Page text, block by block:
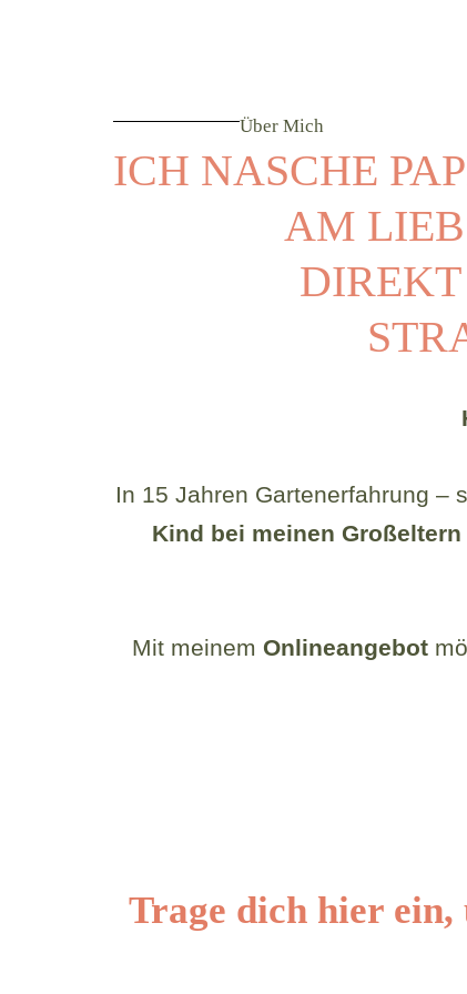
Über Mich
ICH NASCHE
AM
In 15 Jahren Gartenerfahrung –
Kind bei meinen Großeltern
Mit meinem Onlineangebot
Trage dich hier